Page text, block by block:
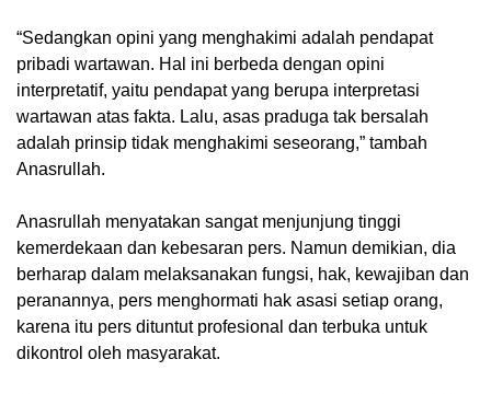
“Sedangkan opini yang menghakimi adalah pendapat
pribadi wartawan. Hal ini berbeda dengan opini
interpretatif, yaitu pendapat yang berupa interpretasi
wartawan atas fakta. Lalu, asas praduga tak bersalah
adalah prinsip tidak menghakimi seseorang,” tambah
Anasrullah.
Anasrullah menyatakan sangat menjunjung tinggi
kemerdekaan dan kebesaran pers. Namun demikian, dia
berharap dalam melaksanakan fungsi, hak, kewajiban dan
peranannya, pers menghormati hak asasi setiap orang,
karena itu pers dituntut profesional dan terbuka untuk
dikontrol oleh masyarakat.